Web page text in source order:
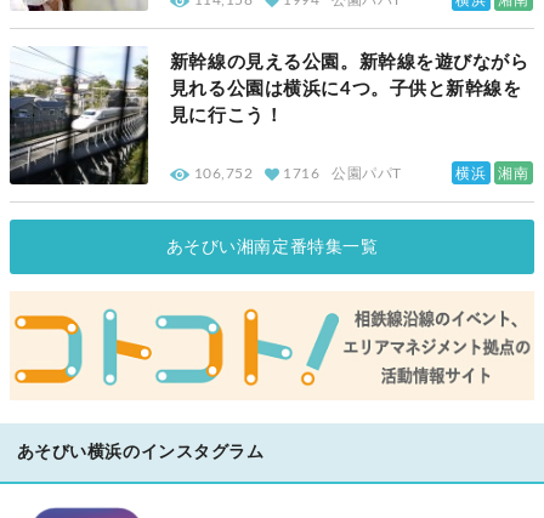
新幹線の見える公園。新幹線を遊びながら
見れる公園は横浜に4つ。子供と新幹線を
見に行こう！
106,752 1716 公園パパT 横浜 湘南
あそびい湘南定番特集一覧
あそびい横浜のインスタグラム